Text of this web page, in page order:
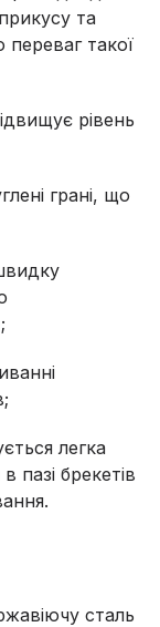
та
такої
рівень
грані, що
легка
пазі брекетів
сталь